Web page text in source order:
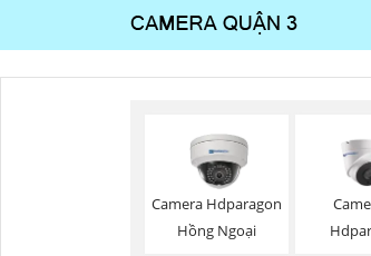
Camera Hdparagon
Hồng Ngoại